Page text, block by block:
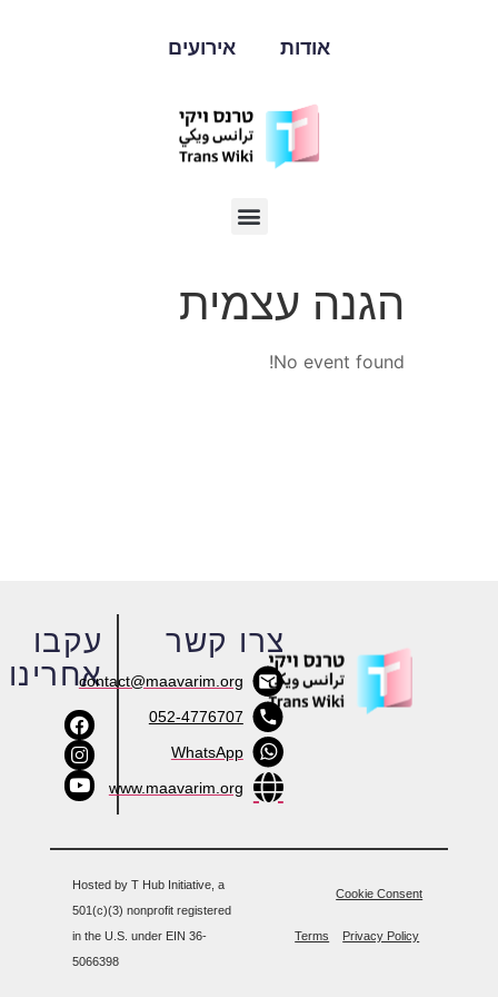
אודות אירועים
הגנה עצמית
No event found!
עקבו
אחרינו
צרו קשר
contact@maavarim.org
052-4776707
WhatsApp
www.maavarim.org
Hosted by T Hub Initiative, a
501(c)(3) nonprofit registered
in the U.S. under EIN 36-
5066398
Cookie Consent
Privacy Policy
Terms